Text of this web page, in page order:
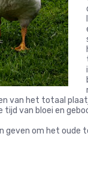
van het totaal
van bloei en
geven om het oude